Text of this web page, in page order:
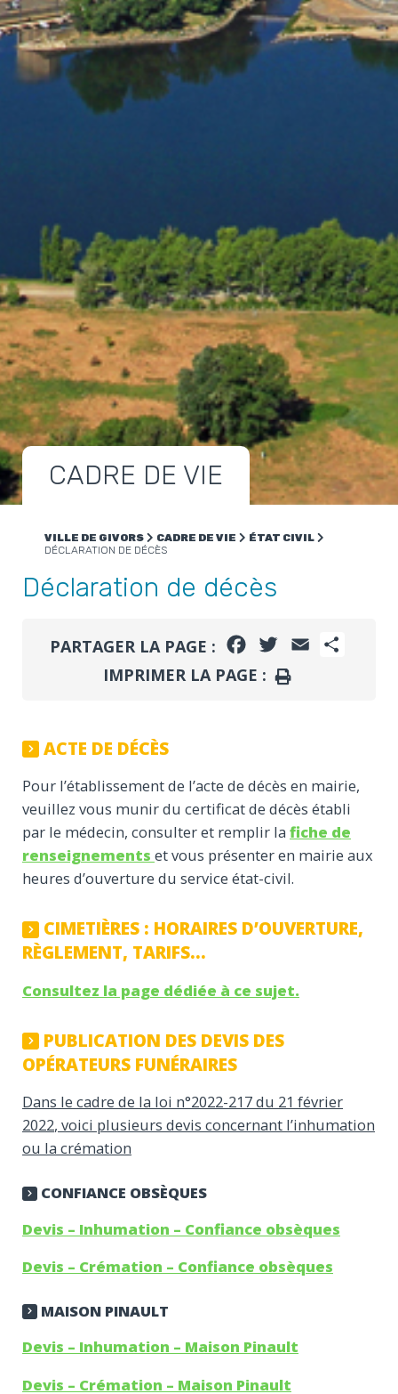
CADRE DE VIE
VILLE DE GIVORS CADRE DE VIE
ÉTAT CIVIL
DÉCLARATION DE DÉCÈS
Déclaration de décès
PARTAGER LA PAGE : FACEBOOKTWITTER
EMAIL
IMPRIMER LA PAGE : IMPRIMER
ACTE DE DÉCÈS
Pour l’établissement de l’acte de décès en mairie,
veuillez vous munir du certificat de décès établi
par le médecin, consulter et remplir la fiche de
renseignements et vous présenter en mairie aux
heures d’ouverture du service état-civil.
CIMETIÈRES : HORAIRES D’OUVERTURE,
RÈGLEMENT, TARIFS…
Consultez la page dédiée à ce sujet.
PUBLICATION DES DEVIS DES
OPÉRATEURS FUNÉRAIRES
Dans le cadre de la loi n°2022-217 du 21 février
2022, voici plusieurs devis concernant l’inhumation
ou la crémation
CONFIANCE OBSÈQUES
Devis – Inhumation – Confiance obsèques
Devis – Crémation – Confiance obsèques
MAISON PINAULT
Devis – Inhumation – Maison Pinault
Devis – Crémation – Maison Pinault